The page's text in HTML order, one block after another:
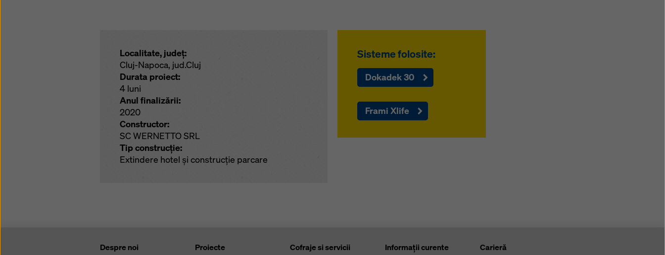
Localitate, județ:
Cluj-Napoca, jud.Cluj
Durata proiect:
4 luni
Anul finalizării:
2020
Constructor:
SC WERNETTO SRL
Tip construcție:
Extindere hotel și construcție parcare
Sisteme folosite:
Dokadek 30
Frami Xlife
Despre noi
Proiecte
Cofraje si servicii
Informaţii curente
Carieră